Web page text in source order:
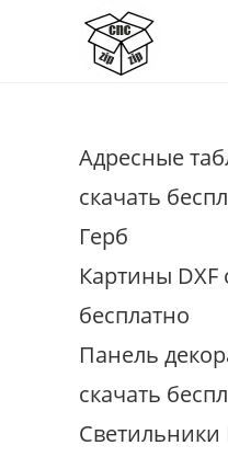
содержимому
Адресные
скачать
Герб
Картины DXF
бесплатно
Панель
скачать
Светильники